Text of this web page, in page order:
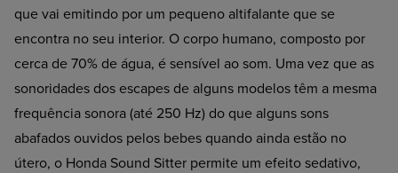
que vai emitindo por um pequeno altifalante que se
encontra no seu interior. O corpo humano, composto por
cerca de 70% de água, é sensível ao som. Uma vez que as
sonoridades dos escapes de alguns modelos têm a mesma
frequência sonora (até 250 Hz) do que alguns sons
abafados ouvidos pelos bebes quando ainda estão no
útero, o Honda Sound Sitter permite um efeito sedativo,